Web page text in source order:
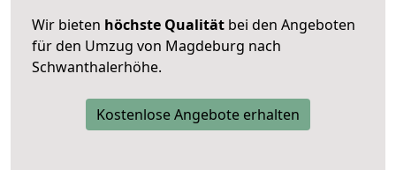
Wir bieten höchste Qualität bei den Angeboten
für den Umzug von Magdeburg nach
Schwanthalerhöhe.
Kostenlose Angebote erhalten